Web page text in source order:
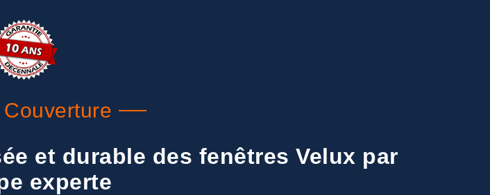
et durable des fenêtres Velux par
experte